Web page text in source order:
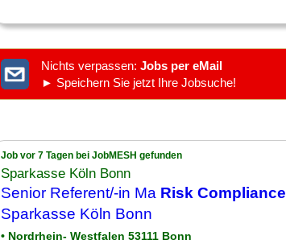
Nichts verpassen: Jobs per eMail
► Speichern Sie jetzt Ihre Jobsuche!
Job vor 7 Tagen bei JobMESH gefunden
Sparkasse Köln Bonn
Senior Referent/-in Ma Risk Compliance
Sparkasse Köln Bonn
• Nordrhein- Westfalen 53111 Bonn